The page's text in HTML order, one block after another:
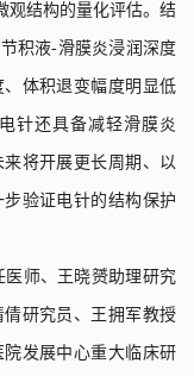
观结构的量化评估。结
积液-滑膜炎浸润深度
体积退变幅度明显低
针还具备减轻滑膜炎
将开展更长周期、以
验证电针的结构保护
师、王晓赟助理研究
研究员、王拥军教授
发展中心重大临床研